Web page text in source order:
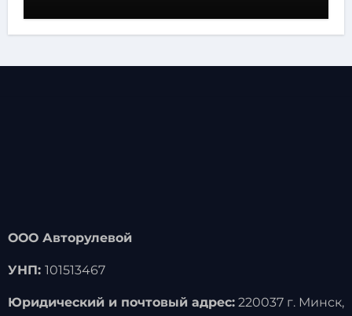
ООО Авторулевой
УНП: 101513467
Юридический и почтовый адрес:220037 г. Минск,